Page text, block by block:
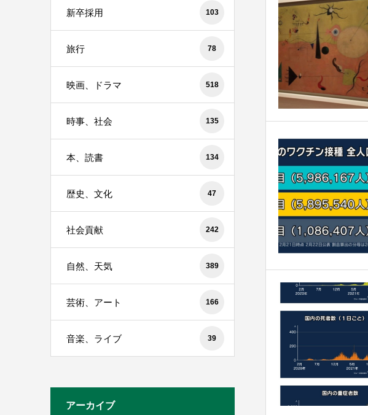
新卒採用 103
旅行 78
映画、ドラマ 518
時事、社会 135
本、読書 134
歴史、文化 47
社会貢献 242
自然、天気 389
芸術、アート 166
音楽、ライブ 39
アーカイブ